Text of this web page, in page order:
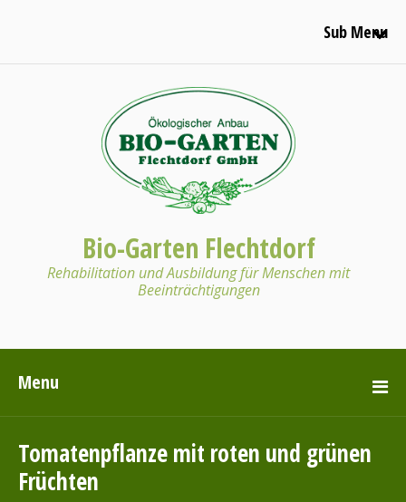
Sub Menu
Bio-Garten Flechtdorf
Rehabilitation und Ausbildung für Menschen mit
Beeinträchtigungen
Menu
Tomatenpflanze mit roten und grünen
Früchten